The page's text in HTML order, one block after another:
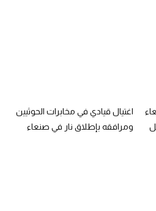
اغتيال قيادي في مخابرات الحوثيين
ومرافقه بإطلاق نار في صنعاء